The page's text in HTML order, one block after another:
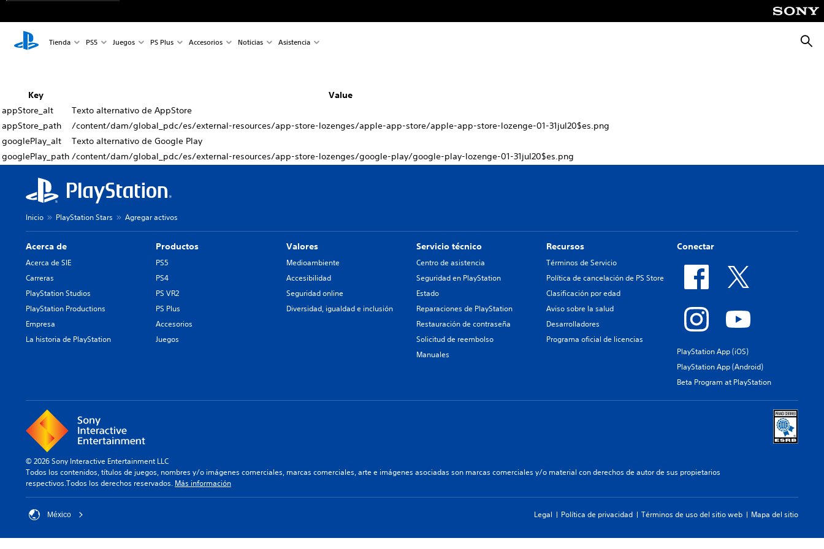
Tienda PS5 Juegos PS Plus Accesorios Noticias Asistencia
Key
Value
appStore_alt
Texto alternativo de AppStore
appStore_path
/content/dam/global_pdc/es/external-resources/app-store-lozenges/apple-app-store/apple-app-store-lozenge-01-31jul20$es.png
googlePlay_alt
Texto alternativo de Google Play
googlePlay_path /content/dam/global_pdc/es/external-resources/app-store-lozenges/google-play/google-play-lozenge-01-31jul20$es.png
Inicio PlayStation Stars Agregar activos
Acerca de
Acerca de SIE
Carreras
PlayStation Studios
PlayStation Productions
Empresa
La historia de PlayStation
Productos
PS5
PS4
PS VR2
PS Plus
Accesorios
Juegos
Valores
Medioambiente
Accesibilidad
Seguridad online
Diversidad, igualdad e inclusión
Servicio técnico
Centro de asistencia
Seguridad en PlayStation
Estado
Reparaciones de PlayStation
Restauración de contraseña
Solicitud de reembolso
Manuales
Recursos
Términos de Servicio
Política de cancelación de PS Store
Clasificación por edad
Aviso sobre la salud
Desarrolladores
Programa oficial de licencias
Conectar
PlayStation App (iOS)
PlayStation App (Android)
Beta Program at PlayStation
© 2026 Sony Interactive Entertainment LLC
Todos los contenidos, títulos de juegos, nombres y/o imágenes comerciales, marcas comerciales, arte e imágenes asociadas son marcas comerciales y/o material con derechos de autor de sus propietarios
respectivos.Todos los derechos reservados. Más información
México Legal Política de privacidad Términos de uso del sitio web Mapa del sitio